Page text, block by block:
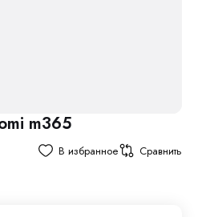
m365
В избранное Сравнить